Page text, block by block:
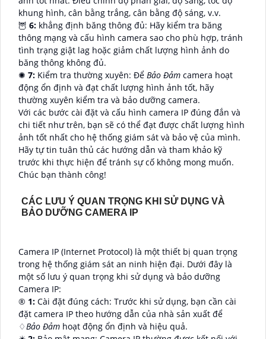
khung hình, cân bằng trắng, cân bằng độ sáng, v.v.
🦉 6: khẳng định băng thông đủ: Hãy kiểm tra băng
thông mạng và cấu hình camera sao cho phù hợp, tránh
tình trạng giật lag hoặc giảm chất lượng hình ảnh do
băng thông không đủ.
✺ 7: Kiểm tra thường xuyên: Để Bảo Đảm camera hoạt
động ổn định và đạt chất lượng hình ảnh tốt, hãy
thường xuyên kiểm tra và bảo dưỡng camera.
Với các bước cài đặt và cấu hình camera IP đúng đắn và
chi tiết như trên, bạn sẽ có thể đạt được chất lượng hình
ảnh tốt nhất cho hệ thống giám sát và bảo vệ của mình.
Hãy tự tin tuân thủ các hướng dẫn và tham khảo kỹ
trước khi thực hiện để tránh sự cố không mong muốn.
Chúc bạn thành công!
CÁC LƯU Ý QUAN TRỌNG KHI SỬ DỤNG VÀ
BẢO DƯỠNG CAMERA IP
Camera IP (Internet Protocol) là một thiết bị quan trọng
trong hệ thống giám sát an ninh hiện đại. Dưới đây là
một số lưu ý quan trọng khi sử dụng và bảo dưỡng
Camera IP:
®️ 1: Cài đặt đúng cách: Trước khi sử dụng, bạn cần cài
đặt camera IP theo hướng dẫn của nhà sản xuất để
♢Bảo Đảm hoạt động ổn định và hiệu quả.